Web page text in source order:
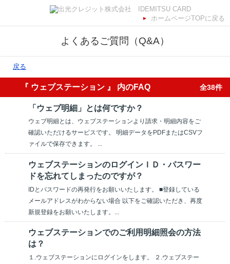
ホームページTOPに戻る
よくあるご質問（Q&A）
戻る
『 ウェブステーション 』 内のFAQ 全38件
「ウェブ明細」とは何ですか？
ウェブ明細とは、ウェブステーションより請求・明細内容をご
確認いただけるサービスです。 明細データをPDFまたはCSVフ
ァイルで保存できます。 ...
ウェブステーションのログインＩＤ・パスワー
ドを忘れてしまったのですが？
IDとパスワードの再発行をお願いいたします。 ■登録している
メールアドレスがわからない場合 以下をご確認いただき、再度
新規登録をお願いいたします。...
ウェブステーションでのご利用明細照会の方法
は？
１.ウェブステーションにログインをします。 ２.ウェブステー